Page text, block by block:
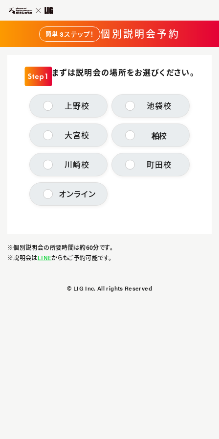
簡単3ステップ！ 個別説明会予約
まずは説明会の場所をお選びください。
上野校 池袋校
大宮校 柏校
川崎校 町田校
オンライン
※個別説明会の所要時間は約60分です。
※説明会はLINEからもご予約可能です。
© LIG Inc. All rights Reserved